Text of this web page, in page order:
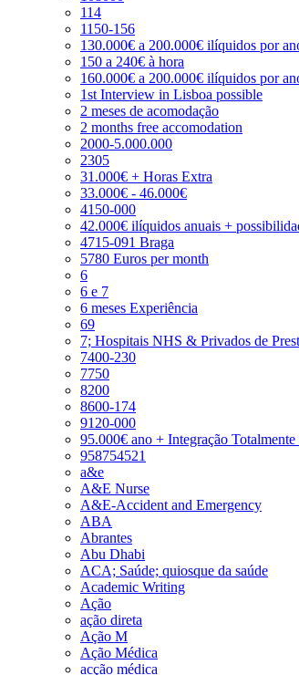
114
1150-156
130.000€ a 200.000€ ilíquidos por
150 a 240€ à hora
160.000€ a 200.000€ ilíquidos por
1st Interview in Lisboa possible
2 meses de acomodação
2 months free accomodation
2000-5.000.000
2305
31.000€ + Horas Extra
33.000€ - 46.000€
4150-000
42.000€ ilíquidos anuais +
4715-091 Braga
5780 Euros per month
6
6 e 7
6 meses Experiência
69
7; Hospitais NHS & Privados de
7400-230
7750
8200
8600-174
9120-000
95.000€ ano + Integração
958754521
a&e
A&E Nurse
A&E-Accident and Emergency
ABA
Abrantes
Abu Dhabi
ACA; Saúde; quiosque da saúde
Academic Writing
Ação
ação direta
Ação M
Ação Médica
acção médica